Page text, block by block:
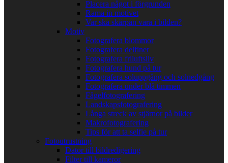
Placera något i förgrunden
Rama in motivet
Var ska skärpan vara i bilden?
Motiv
Fotografera blommor
Fotografera delfiner
Fotografera friluftsliv
Fotografera hund på tur
Fotografera soluppgång och solnedgång
Fotografera under blå timmen
Fågelfotografering
Landskapsfotografering
Långa streck av stjärnor på bilder
Makrofotografering
Tips för att ta selfie på tur
Fotoutrustning
Dator till bildredigering
Filter till kameror